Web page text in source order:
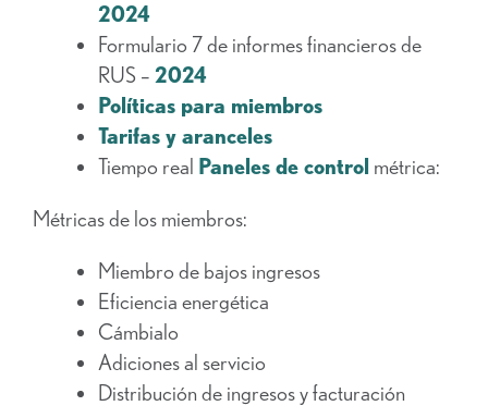
2024
Formulario 7 de informes financieros de
RUS – 2024
Políticas para miembros
Tarifas y aranceles
Tiempo real Paneles de control métrica:
Métricas de los miembros:
Miembro de bajos ingresos
Eficiencia energética
Cámbialo
Adiciones al servicio
Distribución de ingresos y facturación